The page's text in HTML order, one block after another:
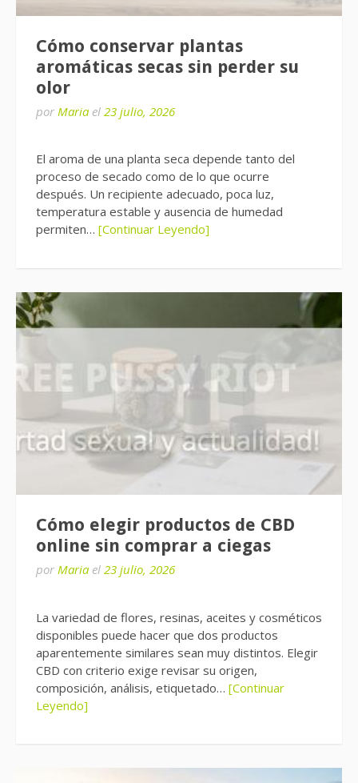
Cómo conservar plantas
aromáticas secas sin perder su
olor
por Maria el 23 julio, 2026
El aroma de una planta seca depende tanto del
proceso de secado como de lo que ocurre
después. Un recipiente adecuado, poca luz,
temperatura estable y ausencia de humedad
permiten… [Continuar Leyendo]
Cómo elegir productos de CBD
online sin comprar a ciegas
por Maria el 23 julio, 2026
La variedad de flores, resinas, aceites y cosméticos
disponibles puede hacer que dos productos
aparentemente similares sean muy distintos. Elegir
CBD con criterio exige revisar su origen,
composición, análisis, etiquetado… [Continuar
Leyendo]